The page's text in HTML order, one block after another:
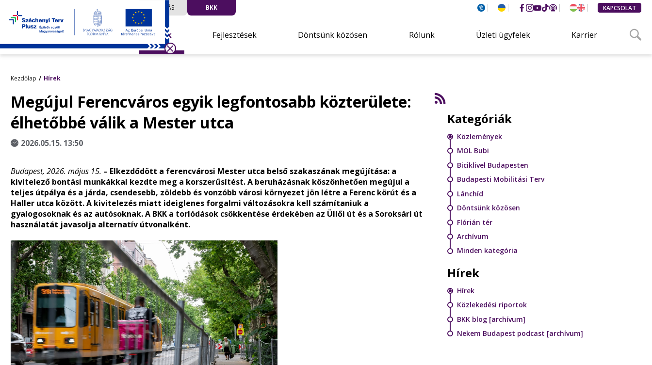
UTAZÁS BKK KAPCSOLAT
Hírek Fejlesztések Döntsünk közösen Rólunk Üzleti ügyfelek Karrier
Kezdőlap Hírek
Megújul Ferencváros egyik legfontosabb közterülete:
élhetőbbé válik a Mester utca
2026.05.15. 13:50
Budapest, 2026. május 15. – Elkezdődött a ferencvárosi Mester utca belső szakaszának megújítása: a
kivitelező bontási munkákkal kezdte meg a korszerűsítést. A beruházásnak köszönhetően megújul a
teljes útpálya és a járda, csendesebb, zöldebb és vonzóbb városi környezet jön létre a Ferenc körút és a
Haller utca között. A kivitelezés miatt ideiglenes forgalmi változásokra kell számítaniuk a
gyalogosoknak és az autósoknak. A BKK a torlódások csökkentése érdekében az Üllői út és a Soroksári út
használatát javasolja alternatív útvonalként.
Kategóriák
Közlemények
MOL Bubi
Biciklivel Budapesten
Budapesti Mobilitási Terv
Lánchíd
Döntsünk közösen
Flórián tér
Archívum
Minden kategória
Hírek
Hírek
Közlekedési riportok
BKK blog [archívum]
Nekem Budapest podcast [archívum]